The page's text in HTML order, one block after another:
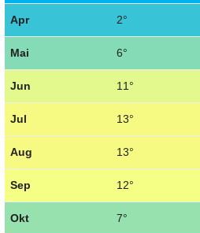
Apr 2°
Mai 6°
Jun 11°
Jul 13°
Aug 13°
Sep 12°
Okt 7°